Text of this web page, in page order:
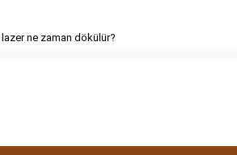
ne zaman dökülür?